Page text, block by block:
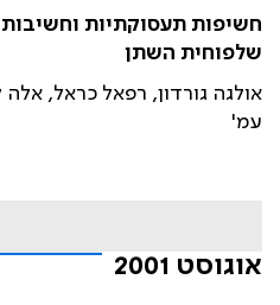
חשיפות תעסוקתיות
שלפוחית השתן
אולגה גורדון, רפאל כראל, אלה
עמ'
אוגוסט 2001